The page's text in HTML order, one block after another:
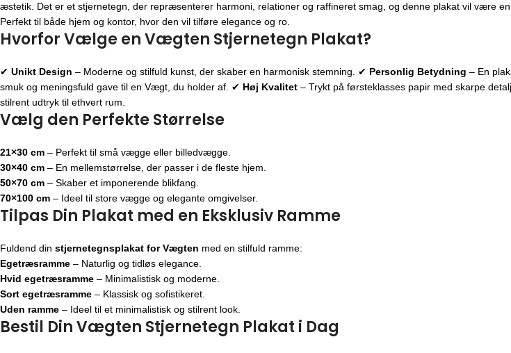
æstetik. Det er et stjernetegn, der repræsenterer harmoni, relationer og raffineret smag, og denne plakat vil være
Perfekt til både hjem og kontor, hvor den vil tilføre elegance og ro.
Hvorfor Vælge en Vægten Stjernetegn Plakat?
✔ Unikt Design – Moderne og stilfuld kunst, der skaber en harmonisk stemning. ✔ Personlig Betydning – En
smuk og meningsfuld gave til en Vægt, du holder af. ✔ Høj Kvalitet – Trykt på førsteklasses papir med skarpe
stilrent udtryk til ethvert rum.
Vælg den Perfekte Størrelse
21×30 cm – Perfekt til små vægge eller billedvægge.
30×40 cm – En mellemstørrelse, der passer i de fleste hjem.
50×70 cm – Skaber et imponerende blikfang.
70×100 cm – Ideel til store vægge og elegante omgivelser.
Tilpas Din Plakat med en Eksklusiv Ramme
Fuldend din stjernetegnsplakat for Vægten med en stilfuld ramme:
Egetræsramme – Naturlig og tidløs elegance.
Hvid egetræsramme – Minimalistisk og moderne.
Sort egetræsramme – Klassisk og sofistikeret.
Uden ramme – Ideel til et minimalistisk og stilrent look.
Bestil Din Vægten Stjernetegn Plakat i Dag